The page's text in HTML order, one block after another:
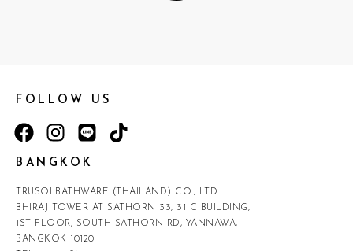
FOLLOW US
BANGKOK
TRUSOLBATHWARE (THAILAND) CO., LTD.
BHIRAJ TOWER AT SATHORN 33, 31 C BUILDING,
1ST FLOOR, SOUTH SATHORN RD, YANNAWA,
BANGKOK 10120